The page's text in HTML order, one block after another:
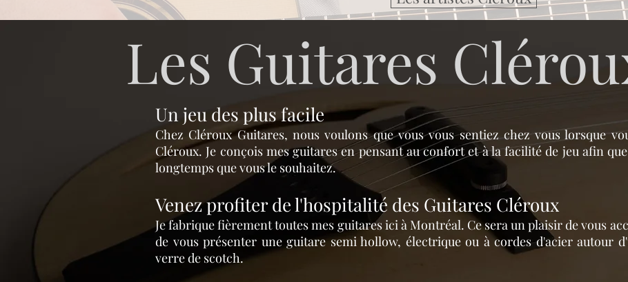
Les Guitares
Un jeu des plus facile
Chez Cléroux Guitares, nous voulons que vous vous sentiez chez vous lorsque
Cléroux. Je conçois mes guitares en pensant au confort et à la facilité de jeu afin
longtemps que vous le souhaitez.
Venez profiter de l'hospitalité des Guitares Cléroux
Je fabrique fièrement toutes mes guitares ici à Montréal. Ce sera un plaisir de vous
de vous présenter une guitare semi hollow, électrique ou à cordes d'acier autour
verre de scotch.